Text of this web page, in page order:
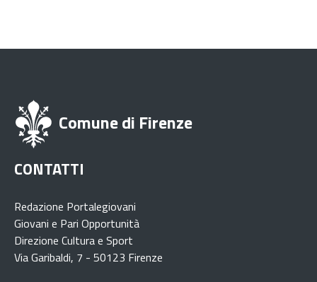
Comune di Firenze
CONTATTI
Redazione Portalegiovani
Giovani e Pari Opportunità
Direzione Cultura e Sport
Via Garibaldi, 7 - 50123 Firenze